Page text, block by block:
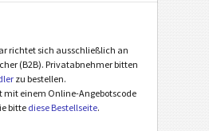
richtet sich ausschließlich an
(B2B). Privatabnehmer bitten
zu bestellen.
mit einem Online-Angebotscode
bittediese Bestellseite.